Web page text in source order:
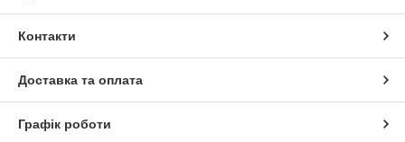
Контакти
Доставка та оплата
Графік роботи